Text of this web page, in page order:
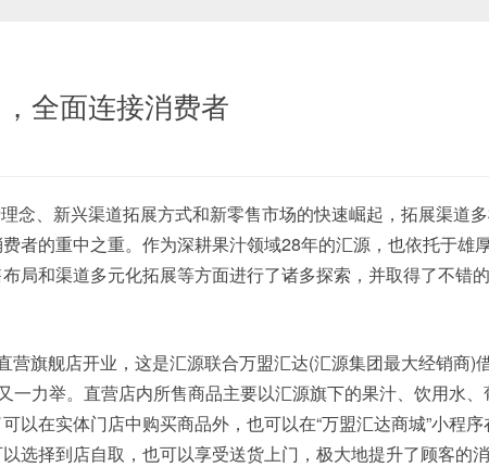
全面连接消费者
念、新兴渠道拓展方式和新零售市场的快速崛起，拓展渠道
者的重中之重。作为深耕果汁领域28年的汇源，也依托于雄
局和渠道多元化拓展等方面进行了诸多探索，并取得了不错
营旗舰店开业，这是汇源联合万盟汇达(汇源集团最大经销商)
一力举。直营店内所售商品主要以汇源旗下的果汁、饮用水
以在实体门店中购买商品外，也可以在“万盟汇达商城”小程
选择到店自取，也可以享受送货上门，极大地提升了顾客的